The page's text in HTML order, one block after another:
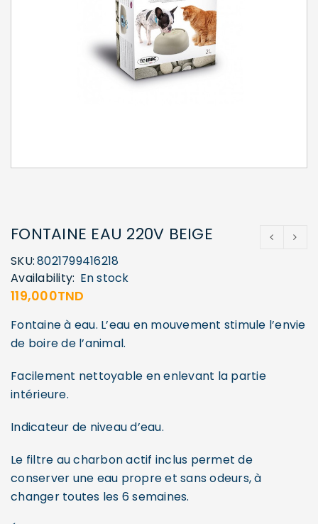
CONNECTER
ou e-mail*
FONTAINE EAU 220V BEIGE
SKU:8021799416218
Availability: En stock
119,000TND
Fontaine à eau. L’eau en mouvement stimule l’envie
de boire de l’animal.
Facilement nettoyable en enlevant la partie
intérieure.
Indicateur de niveau d’eau.
Le filtre au charbon actif inclus permet de
conserver une eau propre et sans odeurs, à
changer toutes les 6 semaines.